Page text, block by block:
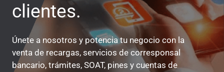
clientes.
Únete a nosotros y potencia tu negocio con la
venta de recargas, servicios de corresponsal
bancario, trámites, SOAT, pines y cuentas de